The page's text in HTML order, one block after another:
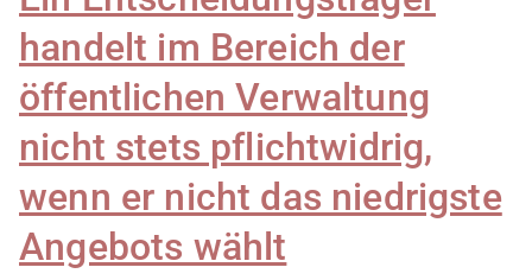
handelt im Bereich der
öffentlichen Verwaltung
nicht stets pflichtwidrig,
wenn er nicht das niedrigste
Angebots wählt